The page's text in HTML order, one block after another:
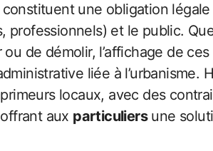
une obligation
professionnels) et le public.
ou de démolir, l’affichage de
liée à
locaux, avec des
aux particuliersune